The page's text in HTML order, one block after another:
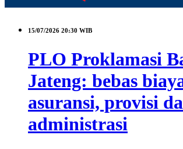
15/07/2026 20:30 WIB
PLO Proklamasi
Jateng: bebas
asuransi, provisi
administrasi